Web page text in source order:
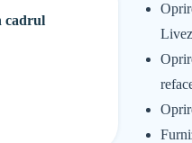
cadrul